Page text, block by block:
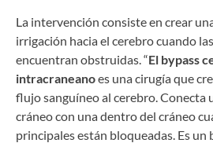
La intervención consiste en crear
irrigación hacia el cerebro cuando
encuentran obstruidas. “El bypass
intracraneanoes una cirugía que
flujo sanguíneo al cerebro. Conecta
cráneo con una dentro del cráneo
principales están bloqueadas. Es